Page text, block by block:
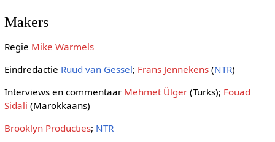
Makers
Regie Mike Warmels
Eindredactie Ruud van Gessel; Frans Jennekens(NTR)
Interviews en commentaar Mehmet Ülger(Turks); Fouad
Sidali (Marokkaans)
Brooklyn Producties; NTR